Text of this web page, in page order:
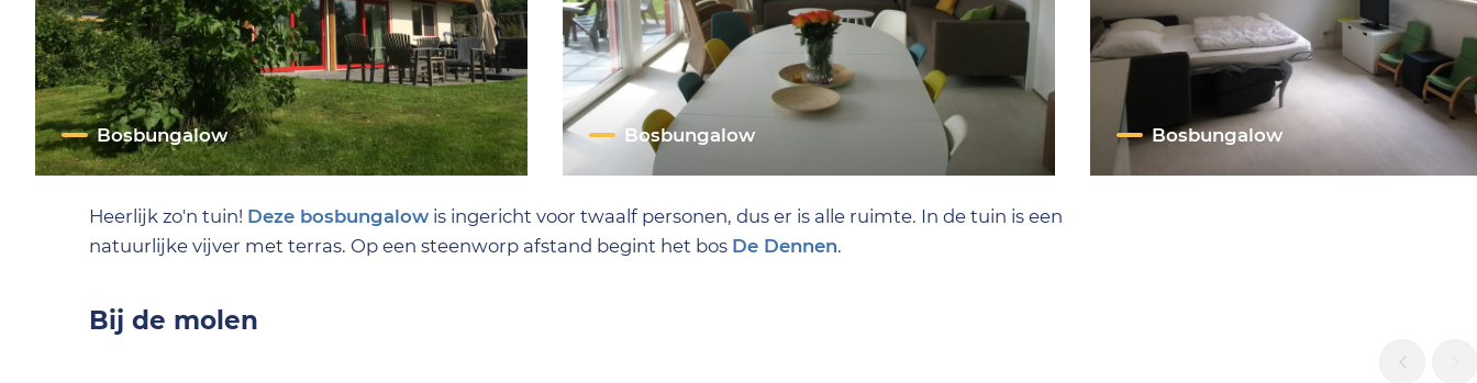
Bosbungalow Bosbungalow Bosbungalow
Heerlijk zo'n tuin! Deze bosbungalow is ingericht voor twaalf personen, dus er is alle ruimte. In de tuin is een
natuurlijke vijver met terras. Op een steenworp afstand begint het bos De Dennen.
Bij de molen